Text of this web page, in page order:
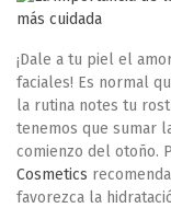
¡Dale a tu piel el
faciales! Es normal
la rutina notes tu
tenemos que sumar
comienzo del otoño.
Cosmetics
favorezca la